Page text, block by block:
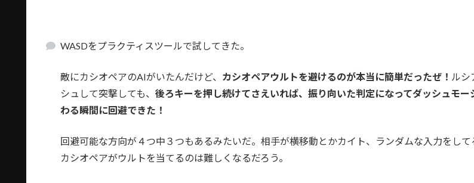
WASDをプラクティスツールで試してきた。
敵にカシオペアのAIがいたんだけど、 カシオペアウルトを避けるのが本当に簡単だったぜ！ ルシ
シュして突撃しても、後ろキーを押し続けてさえいれば、振り向いた判定になってダッシュモー
わる瞬間に回避できた！
回避可能な方向が４つ中３つもあるみたいだ。相手が横移動とかカイト、ランダムな入力をして
カシオペアがウルトを当てるのは難しくなるだろう。